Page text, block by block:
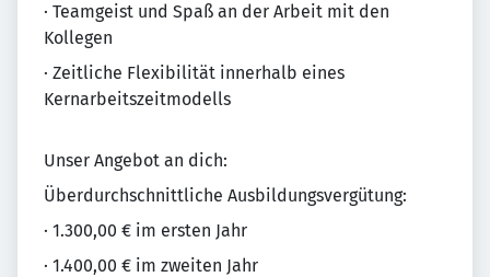
· Teamgeist und Spaß an der Arbeit mit den
Kollegen
· Zeitliche Flexibilität innerhalb eines
Kernarbeitszeitmodells
Unser Angebot an dich:
Überdurchschnittliche Ausbildungsvergütung:
· 1.300,00 € im ersten Jahr
· 1.400,00 € im zweiten Jahr